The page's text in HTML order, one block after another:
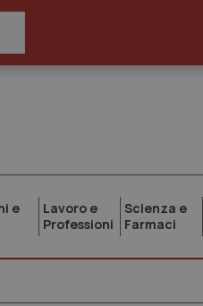
e
Lavoro e
Professioni
Scienza e
Farmaci